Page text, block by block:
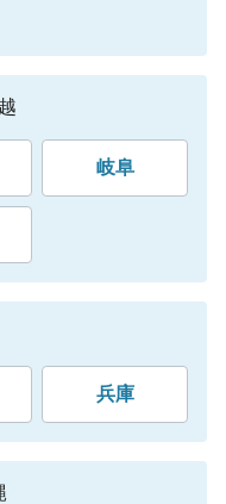
岐阜
兵庫